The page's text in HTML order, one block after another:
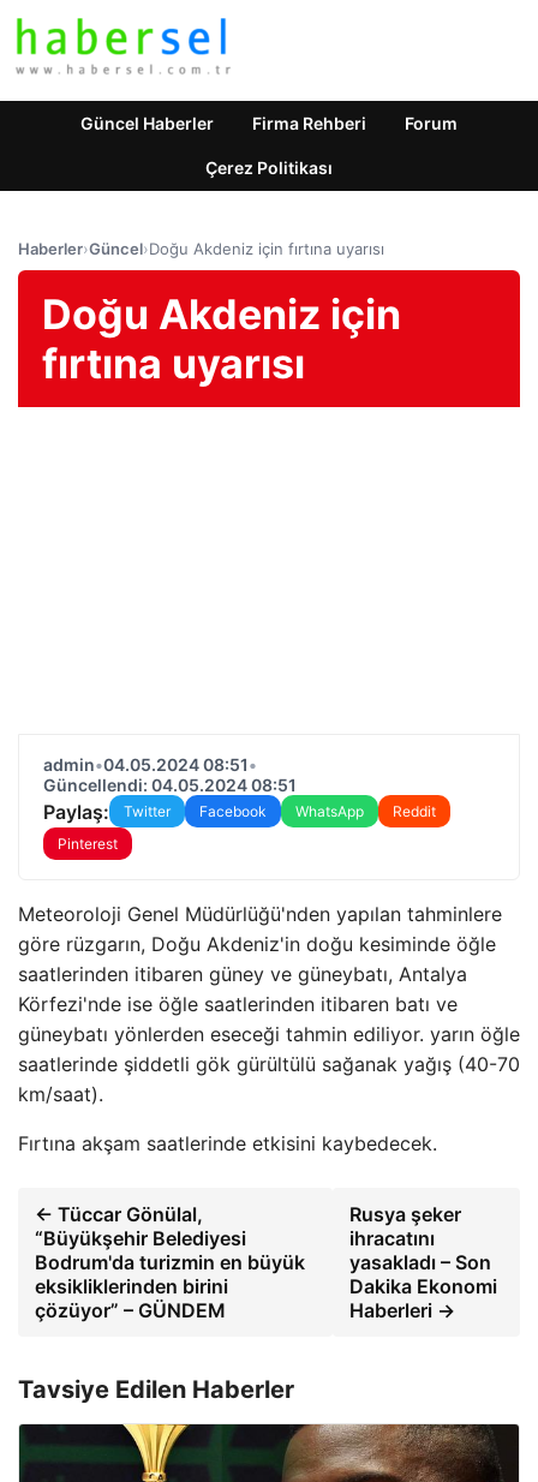
Güncel Haberler Firma Rehberi Forum
Çerez Politikası
Haberler›Güncel›Doğu Akdeniz için fırtına uyarısı
Doğu Akdeniz için
fırtına uyarısı
admin•04.05.2024 08:51•
Güncellendi: 04.05.2024 08:51
Paylaş: Twitter Facebook WhatsApp
Reddit
Pinterest
Meteoroloji Genel Müdürlüğü'nden yapılan tahminlere
göre rüzgarın, Doğu Akdeniz'in doğu kesiminde öğle
saatlerinden itibaren güney ve güneybatı, Antalya
Körfezi'nde ise öğle saatlerinden itibaren batı ve
güneybatı yönlerden eseceği tahmin ediliyor. yarın öğle
saatlerinde şiddetli gök gürültülü sağanak yağış (40-70
km/saat).
Fırtına akşam saatlerinde etkisini kaybedecek.
← Tüccar Gönülal,
“Büyükşehir Belediyesi
Bodrum'da turizmin en büyük
eksikliklerinden birini
çözüyor” – GÜNDEM
Rusya şeker
ihracatını
yasakladı – Son
Dakika Ekonomi
Haberleri →
Tavsiye Edilen Haberler